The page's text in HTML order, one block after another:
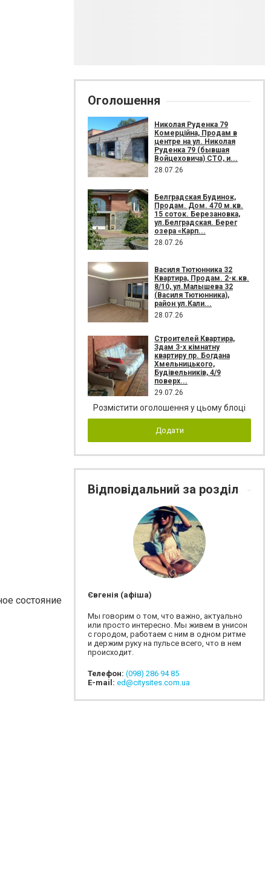
состояние
Оголошення
Николая Руденка 79
Комерційна, Продам в
центре на ул. Николая
Руденка 79 (бывшая
Войцеховича) СТО, и...
28.07.26
Белградская Будинок,
Продам. Дом. 470 м.кв.
15 соток. Березановка,
ул.Белградская. Берег
озера «Карп...
28.07.26
Василя Тютюнника 32
Квартира, Продам. 2-к.кв.
8/10, ул.Малышева 32
(Василя Тютюнника),
район ул.Кали...
28.07.26
Строителей Квартира,
Здам 3-х кімнатну
квартиру пр. Богдана
Хмельницького,
Будівельників, 4/9
поверх...
29.07.26
Розмістити оголошення у цьому блоці
Додати
Відповідальний за розділ
Євгенія (афіша)
Мы говорим о том, что важно, актуально
или просто интересно. Мы живем в унисон
с городом, работаем с ним в одном ритме
и держим руку на пульсе всего, что в нем
происходит.
Телефон: (098) 286 94 85
E-mail: ed@citysites.com.ua